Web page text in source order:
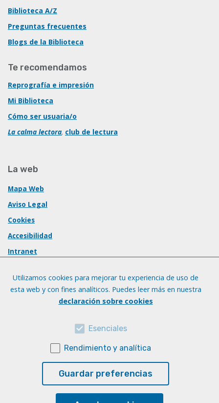
Biblioteca A/Z
Preguntas frecuentes
Blogs de la Biblioteca
Te recomendamos
Reprografía e impresión
Mi Biblioteca
Cómo ser usuaria/o
La calma lectora, club de lectura
La web
Mapa Web
Aviso Legal
Cookies
Accesibilidad
Intranet
Utilizamos cookies para mejorar tu experiencia de uso de
esta web y con fines analíticos. Puedes leer más en nuestra
declaración sobre cookies
Esenciales
Rendimiento y analítica
Guardar preferencias